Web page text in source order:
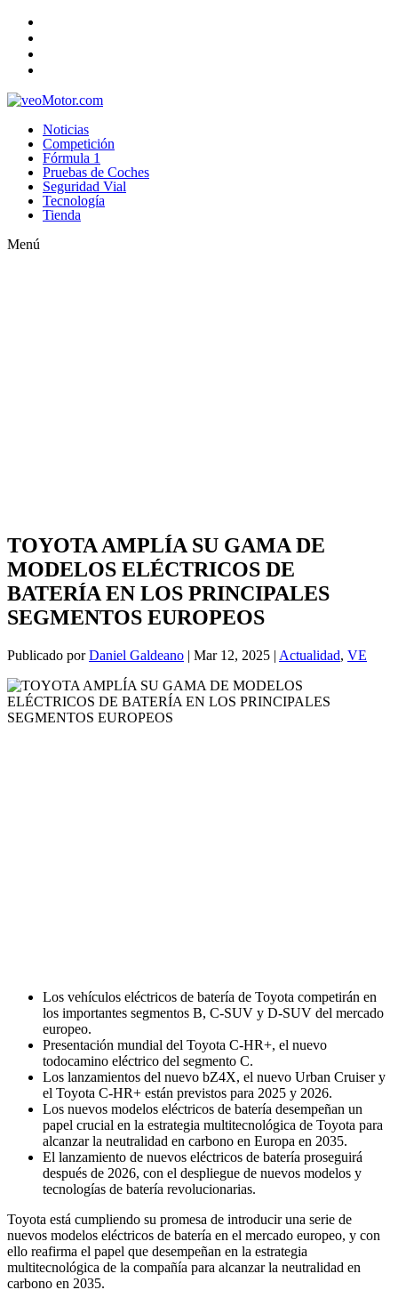
Noticias
Competición
Fórmula 1
Pruebas de Coches
Seguridad Vial
Tecnología
Tienda
Menú
TOYOTA AMPLÍA SU GAMA DE
MODELOS ELÉCTRICOS DE
BATERÍA EN LOS PRINCIPALES
SEGMENTOS EUROPEOS
Publicado porDaniel Galdeano | Mar 12, 2025 | Actualidad, VE
Los vehículos eléctricos de batería de Toyota competirán en
los importantes segmentos B, C-SUV y D-SUV del mercado
europeo.
Presentación mundial del Toyota C-HR+, el nuevo
todocamino eléctrico del segmento C.
Los lanzamientos del nuevo bZ4X, el nuevo Urban Cruiser y
el Toyota C-HR+ están previstos para 2025 y 2026.
Los nuevos modelos eléctricos de batería desempeñan un
papel crucial en la estrategia multitecnológica de Toyota para
alcanzar la neutralidad en carbono en Europa en 2035.
El lanzamiento de nuevos eléctricos de batería proseguirá
después de 2026, con el despliegue de nuevos modelos y
tecnologías de batería revolucionarias.
Toyota está cumpliendo su promesa de introducir una serie de
nuevos modelos eléctricos de batería en el mercado europeo, y con
ello reafirma el papel que desempeñan en la estrategia
multitecnológica de la compañía para alcanzar la neutralidad en
carbono en 2035.